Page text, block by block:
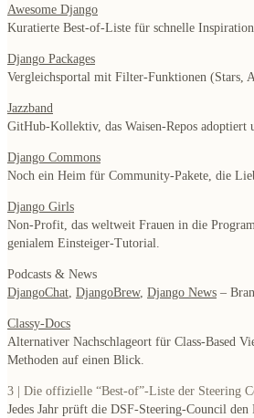
Awesome Django
Kuratierte Best-of-Liste für schnelle
Django Packages
Vergleichsportal mit Filter-Funktionen (Stars,
Jazzband
GitHub-Kollektiv, das Waisen-Repos adoptiert
Django Commons
Noch ein Heim für Community-Pakete, die
Django Girls
Non-Profit, das weltweit Frauen in die
genialem Einsteiger-Tutorial.
Podcasts & News
DjangoChat, DjangoBrew, Django News –
Classy-Docs
Alternativer Nachschlageort für Class-Based
Methoden auf einen Blick.
3 | Die offizielle “Best-of”-Liste der Steering
Jedes Jahr prüft die DSF-Steering-Council den